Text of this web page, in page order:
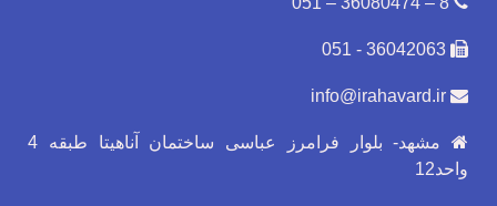
مشهد- بلوار فرامرز عباسی ساختمان آناهیتا طبقه 4
واحد12